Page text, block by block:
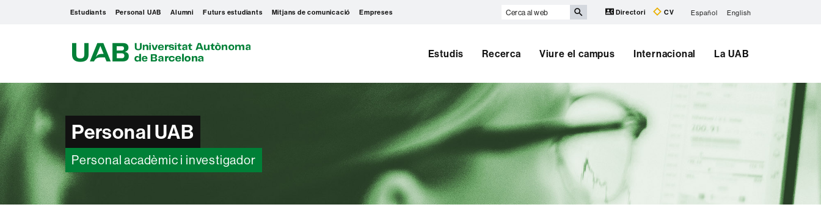
Estudiants Personal UAB Alumni Futurs estudiants Mitjans de comunicació Empreses
Cerca
Directori CV Español English
A
Estudis Recerca Viure el campus Internacional La UAB
Personal UAB
Personal acadèmic i investigador